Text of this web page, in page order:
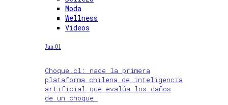
Moda
Wellness
Videos
Jun 01
Choque.cl: nace la primera
plataforma chilena de inteligencia
artificial que evalúa los daños
de un choque